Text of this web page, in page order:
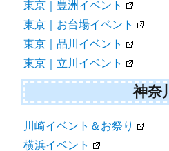
東京｜豊洲イベント
東京｜お台場イベント
東京｜品川イベント
東京｜立川イベント
神奈川
川崎イベント＆お祭り
横浜イベント